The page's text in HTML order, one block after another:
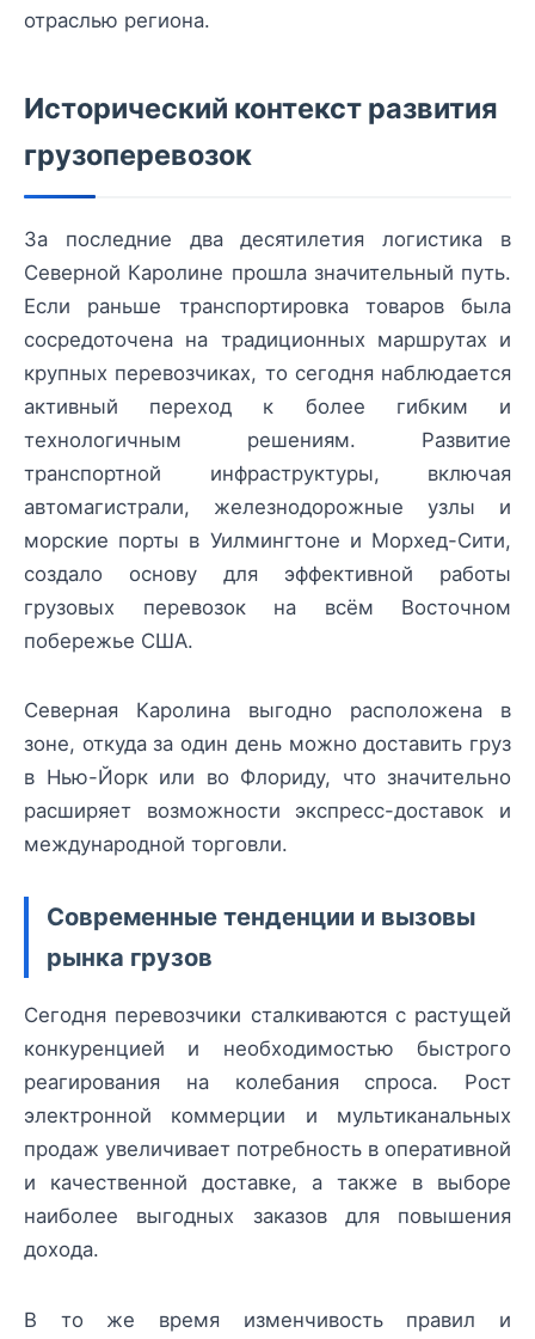
отраслью региона.
Исторический контекст развития
грузоперевозок
За последние два десятилетия логистика в
Северной Каролине прошла значительный путь.
Если раньше транспортировка товаров была
сосредоточена на традиционных маршрутах и
крупных перевозчиках, то сегодня наблюдается
активный переход к более гибким и
технологичным решениям. Развитие
транспортной инфраструктуры, включая
автомагистрали, железнодорожные узлы и
морские порты в Уилмингтоне и Морхед-Сити,
создало основу для эффективной работы
грузовых перевозок на всём Восточном
побережье США.
Северная Каролина выгодно расположена в
зоне, откуда за один день можно доставить груз
в Нью-Йорк или во Флориду, что значительно
расширяет возможности экспресс-доставок и
международной торговли.
Современные тенденции и вызовы
рынка грузов
Сегодня перевозчики сталкиваются с растущей
конкуренцией и необходимостью быстрого
реагирования на колебания спроса. Рост
электронной коммерции и мультиканальных
продаж увеличивает потребность в оперативной
и качественной доставке, а также в выборе
наиболее выгодных заказов для повышения
дохода.
В то же время изменчивость правил и